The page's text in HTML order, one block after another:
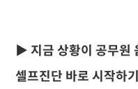
▶ 지금 상황이 공무원
셀프진단 바로 시작하기